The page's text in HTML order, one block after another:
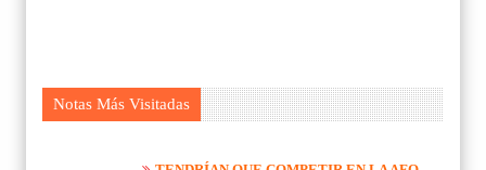
Notas Más Visitadas